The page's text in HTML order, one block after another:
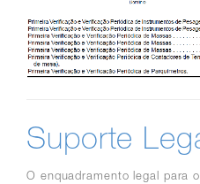
Suporte
O enquadramento legal para